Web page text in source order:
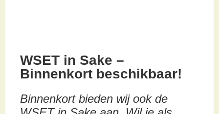
WSET in Sake –
Binnenkort beschikbaar!
Binnenkort bieden wij ook de